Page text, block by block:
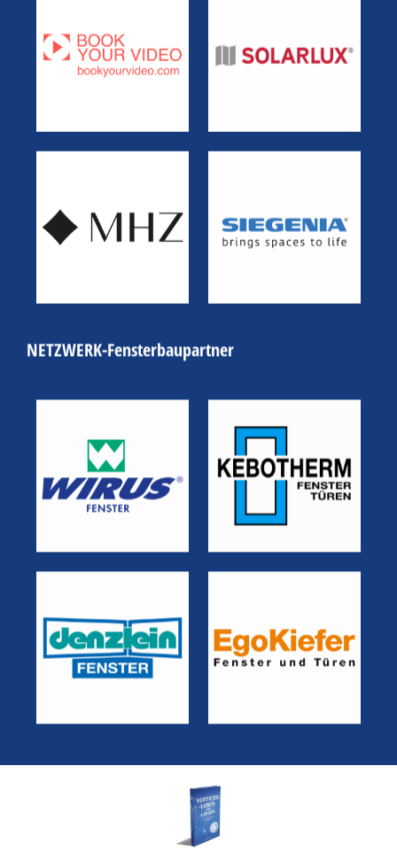
NETZWERK-Fensterbaupartner